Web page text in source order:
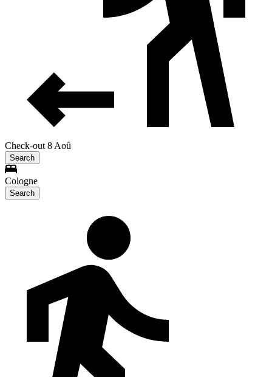
Check-out 8 Aoû
Search
Cologne
Search